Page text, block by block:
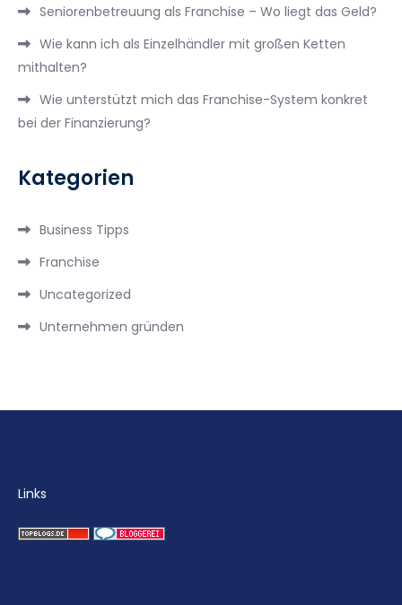
Seniorenbetreuung als Franchise – Wo liegt das Geld?
Wie kann ich als Einzelhändler mit großen Ketten
mithalten?
Wie unterstützt mich das Franchise-System konkret
bei der Finanzierung?
Kategorien
Business Tipps
Franchise
Uncategorized
Unternehmen gründen
Links